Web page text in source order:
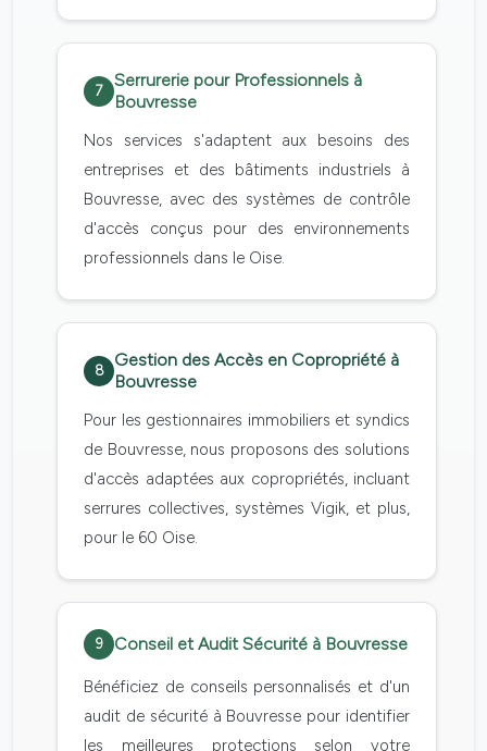
7
Serrurerie pour Professionnels à
Bouvresse
Nos services s'adaptent aux besoins des
entreprises et des bâtiments industriels à
Bouvresse, avec des systèmes de contrôle
d'accès conçus pour des environnements
professionnels dans le Oise.
8
Gestion des Accès en Copropriété à
Bouvresse
Pour les gestionnaires immobiliers et syndics
de Bouvresse, nous proposons des solutions
d'accès adaptées aux copropriétés, incluant
serrures collectives, systèmes Vigik, et plus,
pour le 60 Oise.
9 Conseil et Audit Sécurité à Bouvresse
Bénéficiez de conseils personnalisés et d'un
audit de sécurité à Bouvresse pour identifier
les meilleures protections selon votre